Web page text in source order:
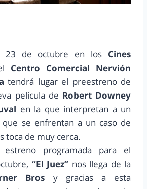
23 de octubre en los Cines
Centro Comercial Nervión
tendrá lugar el preestreno de
película de Robert Downey
en la que interpretan a un
se enfrentan a un caso de
toca de muy cerca.
programada para el
“El Juez” nos llega de la
Bros y gracias a esta